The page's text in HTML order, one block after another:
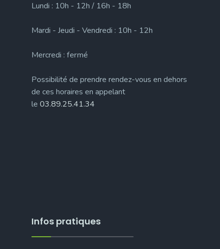
Lundi : 10h - 12h / 16h - 18h
Mardi - Jeudi - Vendredi : 10h - 12h
Mercredi : fermé
Possibilité de prendre rendez-vous en dehors
de ces horaires en appelant
le 03.89.25.41.34
Infos pratiques